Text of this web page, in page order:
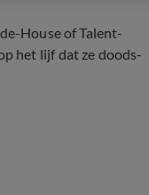
House of Talent-
het lijf dat ze doods-